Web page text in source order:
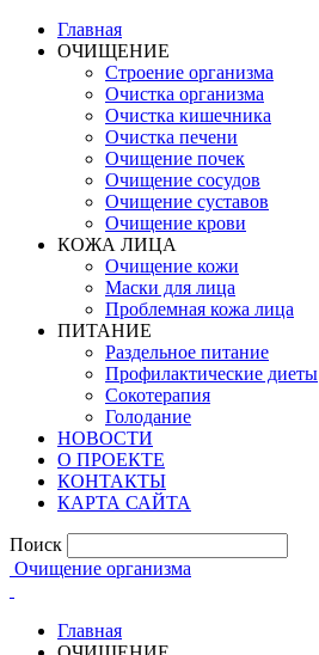
Главная
ОЧИЩЕНИЕ
Строение организма
Очистка организма
Очистка кишечника
Очистка печени
Очищение почек
Очищение сосудов
Очищение суставов
Очищение крови
КОЖА ЛИЦА
Очищение кожи
Маски для лица
Проблемная кожа лица
ПИТАНИЕ
Раздельное питание
Профилактические диеты
Сокотерапия
Голодание
НОВОСТИ
О ПРОЕКТЕ
КОНТАКТЫ
КАРТА САЙТА
Поиск
Очищение организма
Главная